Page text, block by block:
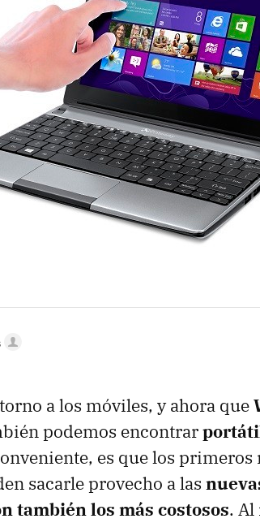
a los móviles, y ahora que
podemos encontrar
es que los primeros
sacarle provecho a las
también los más costosos. Al